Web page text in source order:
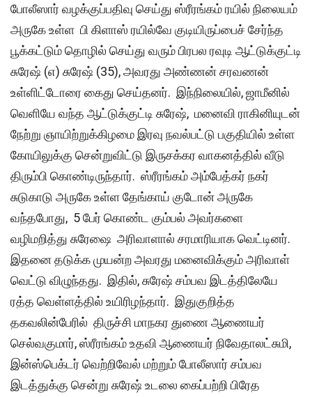
போலீஸார் வழக்குப்பதிவு செய்து ஸ்ரீரங்கம் ரயில் நிலையம்
அருகே உள்ள பி கிளாஸ் ரயில்வே குடியிருப்பைச் சேர்ந்த
பூக்கட்டும் தொழில் செய்து வரும் பிரபல ரவுடி ஆட்டுக்குட்டி
சுரேஷ் (எ) சுரேஷ் (35), அவரது அண்ணன் சரவணன்
உள்ளிட்டோரை கைது செய்தனர். இந்நிலையில், ஜாமீனில்
வெளியே வந்த ஆட்டுக்குட்டி சுரேஷ், மனைவி ராகினியுடன்
நேற்று ஞாயிற்றுக்கிழமை இரவு நவல்பட்டு பகுதியில் உள்ள
கோயிலுக்கு சென்றுவிட்டு இருசக்கர வாகனத்தில் வீடு
திரும்பி கொண்டிருந்தார். ஸ்ரீரங்கம் அம்பேத்கர் நகர்
சுடுகாடு அருகே உள்ள தேங்காய் குடோன் அருகே
வந்தபோது, 5 பேர் கொண்ட கும்பல் அவர்களை
வழிமறித்து சுரேஷை அரிவாளால் சரமாரியாக வெட்டினர்.
இதனை தடுக்க முயன்ற அவரது மனைவிக்கும் அரிவாள்
வெட்டு விழுந்தது. இதில், சுரேஷ் சம்பவ இடத்திலேயே
ரத்த வெள்ளத்தில் உயிரிழந்தார். இதுகுறித்த
தகவலின்பேரில் திருச்சி மாநகர துணை ஆணையர்
செல்வகுமார், ஸ்ரீரங்கம் உதவி ஆணையர் நிவேதாலட்சுமி,
இன்ஸ்பெக்டர் வெற்றிவேல் மற்றும் போலீஸார் சம்பவ
இடத்துக்கு சென்று சுரேஷ் உடலை கைப்பற்றி பிரேத